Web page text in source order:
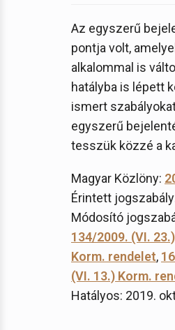
Az egyszerű
pontja volt,
alkalommal is
hatályba is lépett
ismert
egyszerű
tesszük közzé a
Magyar Közlöny:
Érintett
Módosító
134/2009. (VI.
Korm. rendelet,
(VI. 13.) Korm.
Hatályos: 2019.